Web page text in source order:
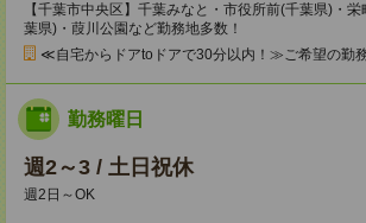
【千葉市中央区】千葉みなと・市役所前(千葉県)・
葉県)・葭川公園など勤務地多数！
≪自宅からドアtoドアで30分以内！≫ご希望の勤務
勤務曜日
週2～3 / 土日祝休
週2日～OK